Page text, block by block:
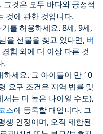
그것은 모두 바다와 긍정적
것에 관한 것입니다.
를 허용하세요. 8세, 9세,
을 선물을 찾고 있다면, 버
경험 외에 더 이상 다른 것
.
하세요. 그 아이들이 만 10
요구 조건은 지역 법률 및
는 더 높은 나이일 수도),
스에 등록할 때입니다. 그
생 인정이며, 오직 제한된